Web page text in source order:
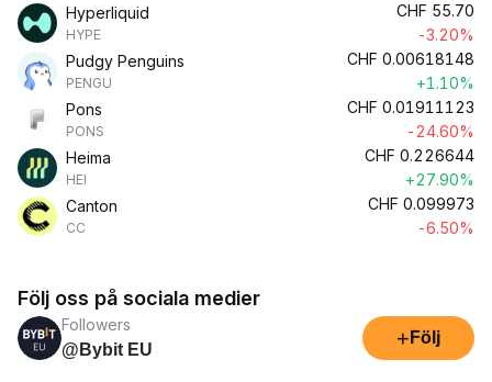
Hyperliquid
HYPE
CHF 55.70
-3.20%
Pudgy Penguins
PENGU
CHF 0.00618148
+1.10%
Pons
PONS
CHF 0.01911123
-24.60%
Heima
HEI
CHF 0.226644
+27.90%
Canton
CC
CHF 0.099973
-6.50%
Följ oss på sociala medier
Followers
@Bybit EU
+ Följ